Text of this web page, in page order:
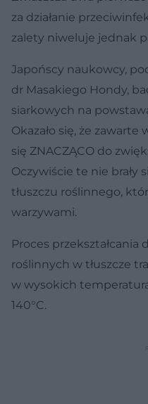
za działanie
zalety niweluje jednak
Japońscy naukowcy,
dr Masakiego Hondy,
siarkowych na
Okazało się, że zawarte
się ZNACZĄCO do
Oczywiście te nie brały
tłuszczu roślinnego,
warzywami.
Proces przekształcania
roślinnych w tłuszcze
w wysokich
140°C.